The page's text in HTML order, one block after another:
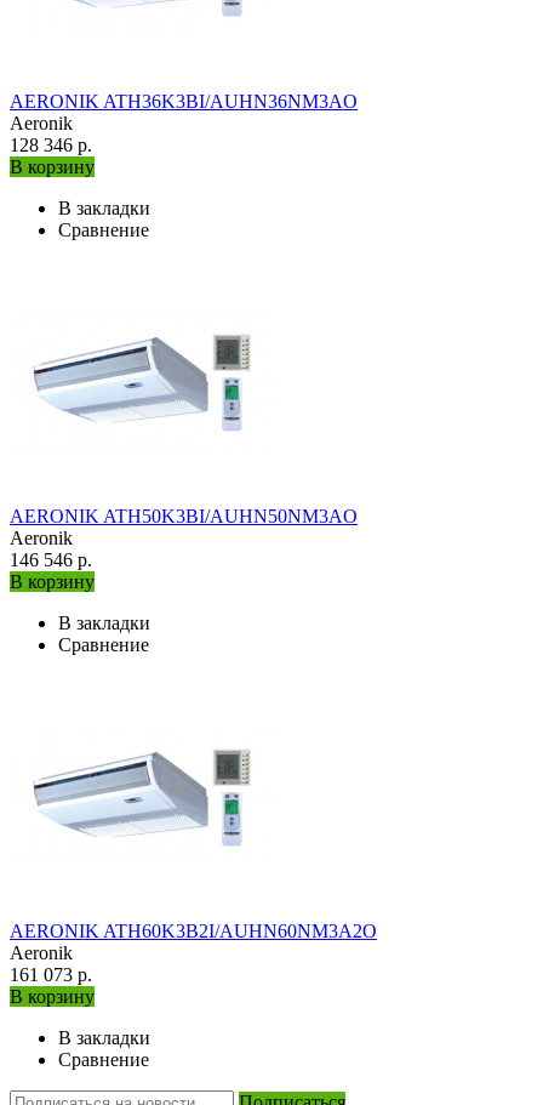
AERONIK ATH36K3BI/AUHN36NM3AO
Aeronik
128 346 р.
В корзину
В закладки
Сравнение
AERONIK ATH50K3BI/AUHN50NM3AO
Aeronik
146 546 р.
В корзину
В закладки
Сравнение
AERONIK ATH60K3B2I/AUHN60NM3A2O
Aeronik
161 073 р.
В корзину
В закладки
Сравнение